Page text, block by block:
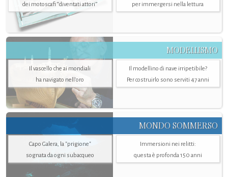
dei motoscafi “diventati attori”
per immergersi nella lettura
MODELLISMO
Il vascello che ai mondiali
ha navigato nell’oro
Il modellino di nave irripetibile?
Per costruirlo sono serviti 47 anni
MONDO SOMMERSO
Capo Galera, la "prigione"
sognata da ogni subacqueo
Immersioni nei relitti:
questa è profonda 150 anni